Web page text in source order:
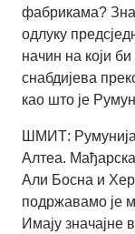
фабрикама?
одлуку
начин на који
снабдијева
као што је
ШМИТ:
Алтеа.
Али Босна и
подржавамо је
Имају значајне